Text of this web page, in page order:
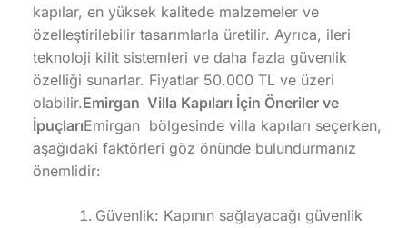
kapılar, en yüksek kalitede malzemeler ve
özelleştirilebilir tasarımlarla üretilir. Ayrıca, ileri
teknoloji kilit sistemleri ve daha fazla güvenlik
özelliği sunarlar. Fiyatlar 50.000 TL ve üzeri
olabilir.Emirgan Villa Kapıları İçin Öneriler ve
İpuçlarıEmirgan bölgesinde villa kapıları seçerken,
aşağıdaki faktörleri göz önünde bulundurmanız
önemlidir:
Güvenlik: Kapının sağlayacağı güvenlik